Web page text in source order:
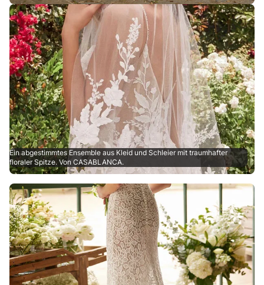
Ein abgestimmtes Ensemble aus Kleid und Schleier mit traumhafter
floraler Spitze. Von CASABLANCA.